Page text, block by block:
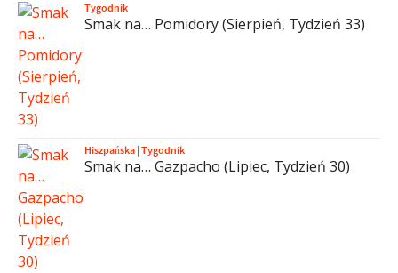
Tygodnik
Smak na… Pomidory (Sierpień, Tydzień 33)
Hiszpańska|Tygodnik
Smak na… Gazpacho (Lipiec, Tydzień 30)